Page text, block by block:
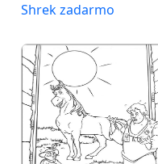
Shrek zadarmo